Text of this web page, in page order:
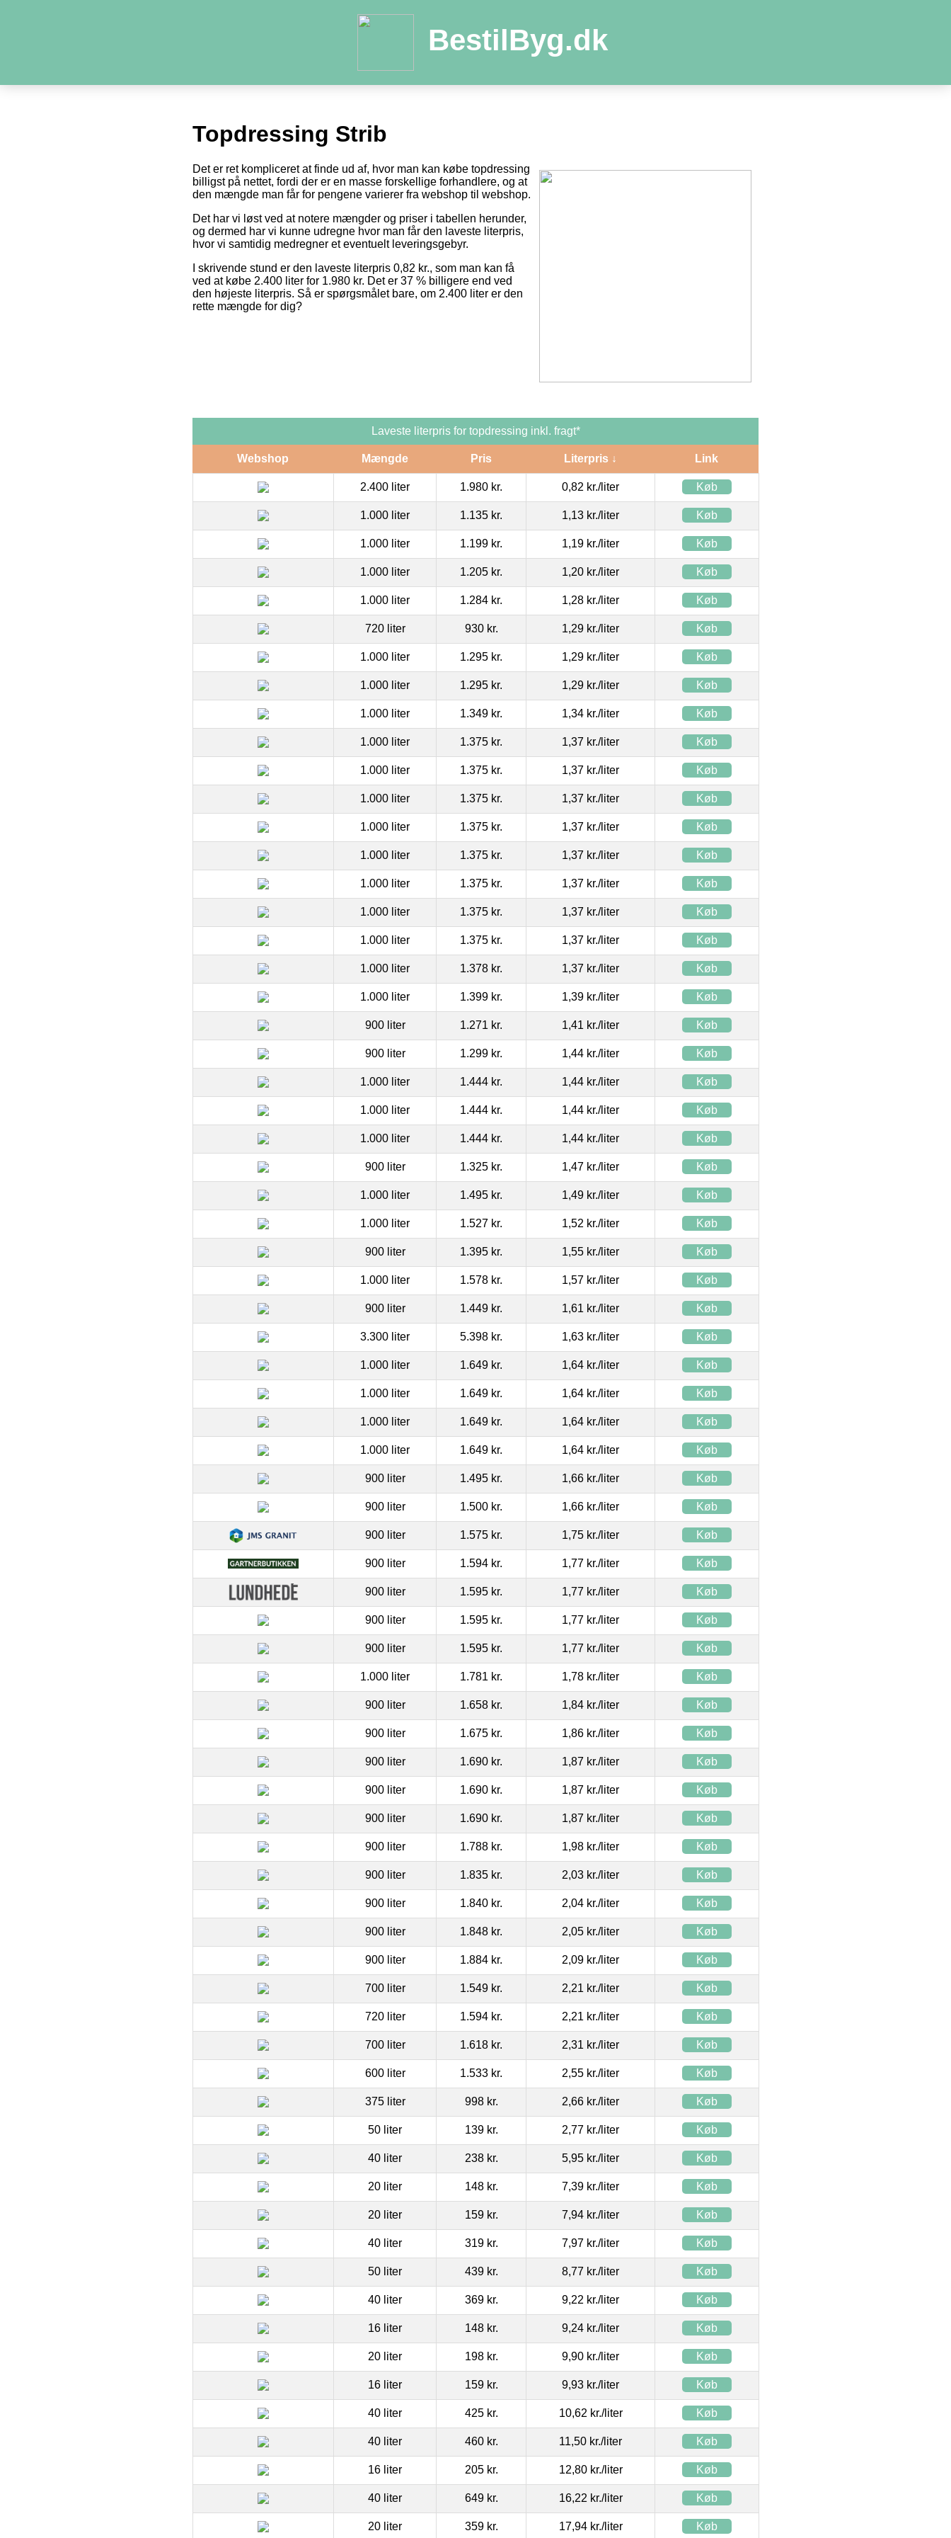
BestilByg.dk
Topdressing Strib
Det er ret kompliceret at finde ud af, hvor man kan købe topdressing
billigst på nettet, fordi der er en masse forskellige forhandlere, og at
den mængde man får for pengene varierer fra webshop til webshop.
Det har vi løst ved at notere mængder og priser i tabellen herunder,
og dermed har vi kunne udregne hvor man får den laveste literpris,
hvor vi samtidig medregner et eventuelt leveringsgebyr.
I skrivende stund er den laveste literpris 0,82 kr., som man kan få
ved at købe 2.400 liter for 1.980 kr. Det er 37 % billigere end ved
den højeste literpris. Så er spørgsmålet bare, om 2.400 liter er den
rette mængde for dig?
Laveste literpris for topdressing inkl. fragt*
Webshop Mængde Pris Literpris ↓ Link
2.400 liter 1.980 kr. 0,82 kr./liter Køb
1.000 liter 1.135 kr. 1,13 kr./liter Køb
1.000 liter 1.199 kr. 1,19 kr./liter Køb
1.000 liter 1.205 kr. 1,20 kr./liter Køb
1.000 liter 1.284 kr. 1,28 kr./liter Køb
720 liter 930 kr. 1,29 kr./liter Køb
1.000 liter 1.295 kr. 1,29 kr./liter Køb
1.000 liter 1.295 kr. 1,29 kr./liter Køb
1.000 liter 1.349 kr. 1,34 kr./liter Køb
1.000 liter 1.375 kr. 1,37 kr./liter Køb
1.000 liter 1.375 kr. 1,37 kr./liter Køb
1.000 liter 1.375 kr. 1,37 kr./liter Køb
1.000 liter 1.375 kr. 1,37 kr./liter Køb
1.000 liter 1.375 kr. 1,37 kr./liter Køb
1.000 liter 1.375 kr. 1,37 kr./liter Køb
1.000 liter 1.375 kr. 1,37 kr./liter Køb
1.000 liter 1.375 kr. 1,37 kr./liter Køb
1.000 liter 1.378 kr. 1,37 kr./liter Køb
1.000 liter 1.399 kr. 1,39 kr./liter Køb
900 liter 1.271 kr. 1,41 kr./liter Køb
900 liter 1.299 kr. 1,44 kr./liter Køb
1.000 liter 1.444 kr. 1,44 kr./liter Køb
1.000 liter 1.444 kr. 1,44 kr./liter Køb
1.000 liter 1.444 kr. 1,44 kr./liter Køb
900 liter 1.325 kr. 1,47 kr./liter Køb
1.000 liter 1.495 kr. 1,49 kr./liter Køb
1.000 liter 1.527 kr. 1,52 kr./liter Køb
900 liter 1.395 kr. 1,55 kr./liter Køb
1.000 liter 1.578 kr. 1,57 kr./liter Køb
900 liter 1.449 kr. 1,61 kr./liter Køb
3.300 liter 5.398 kr. 1,63 kr./liter Køb
1.000 liter 1.649 kr. 1,64 kr./liter Køb
1.000 liter 1.649 kr. 1,64 kr./liter Køb
1.000 liter 1.649 kr. 1,64 kr./liter Køb
1.000 liter 1.649 kr. 1,64 kr./liter Køb
900 liter 1.495 kr. 1,66 kr./liter Køb
900 liter 1.500 kr. 1,66 kr./liter Køb
900 liter 1.575 kr. 1,75 kr./liter Køb
900 liter 1.594 kr. 1,77 kr./liter Køb
900 liter 1.595 kr. 1,77 kr./liter Køb
900 liter 1.595 kr. 1,77 kr./liter Køb
900 liter 1.595 kr. 1,77 kr./liter Køb
1.000 liter 1.781 kr. 1,78 kr./liter Køb
900 liter 1.658 kr. 1,84 kr./liter Køb
900 liter 1.675 kr. 1,86 kr./liter Køb
900 liter 1.690 kr. 1,87 kr./liter Køb
900 liter 1.690 kr. 1,87 kr./liter Køb
900 liter 1.690 kr. 1,87 kr./liter Køb
900 liter 1.788 kr. 1,98 kr./liter Køb
900 liter 1.835 kr. 2,03 kr./liter Køb
900 liter 1.840 kr. 2,04 kr./liter Køb
900 liter 1.848 kr. 2,05 kr./liter Køb
900 liter 1.884 kr. 2,09 kr./liter Køb
700 liter 1.549 kr. 2,21 kr./liter Køb
720 liter 1.594 kr. 2,21 kr./liter Køb
700 liter 1.618 kr. 2,31 kr./liter Køb
600 liter 1.533 kr. 2,55 kr./liter Køb
375 liter 998 kr. 2,66 kr./liter Køb
50 liter 139 kr. 2,77 kr./liter Køb
40 liter 238 kr. 5,95 kr./liter Køb
20 liter 148 kr. 7,39 kr./liter Køb
20 liter 159 kr. 7,94 kr./liter Køb
40 liter 319 kr. 7,97 kr./liter Køb
50 liter 439 kr. 8,77 kr./liter Køb
40 liter 369 kr. 9,22 kr./liter Køb
16 liter 148 kr. 9,24 kr./liter Køb
20 liter 198 kr. 9,90 kr./liter Køb
16 liter 159 kr. 9,93 kr./liter Køb
40 liter 425 kr. 10,62 kr./liter Køb
40 liter 460 kr. 11,50 kr./liter Køb
16 liter 205 kr. 12,80 kr./liter Køb
40 liter 649 kr. 16,22 kr./liter Køb
20 liter 359 kr. 17,94 kr./liter Køb